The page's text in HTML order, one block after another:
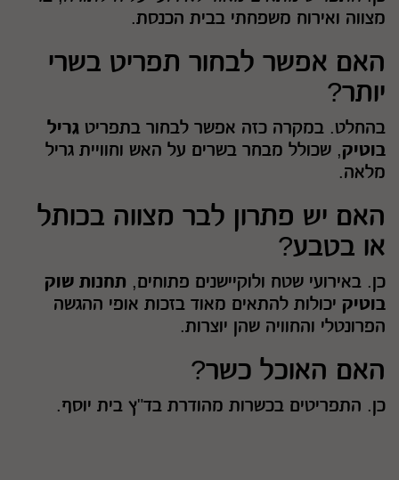
מצווה ואירוח משפחתי בבית הכנסת.
האם אפשר לבחור תפריט בשרי
יותר?
בהחלט. במקרה כזה אפשר לבחור בתפריט גריל
בוטיק, שכולל מבחר בשרים על האש וחוויית גריל
מלאה.
האם יש פתרון לבר מצווה בכותל
או בטבע?
כן. באירועי שטח ולוקיישנים פתוחים, תחנות שוק
בוטיק יכולות להתאים מאוד בזכות אופי ההגשה
הפרונטלי והחוויה שהן יוצרות.
האם האוכל כשר?
כן. התפריטים בכשרות מהודרת בד"ץ בית יוסף.